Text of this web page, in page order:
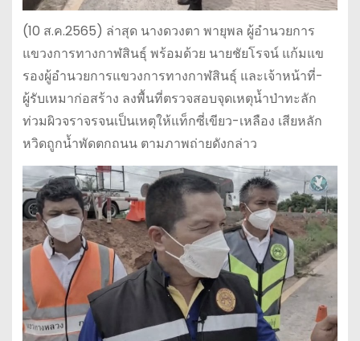
(10 ส.ค.2565) ล่าสุด นางดวงตา พายุพล ผู้อำนวยการ
แขวงการทางกาฬสินธุ์ พร้อมด้วย นายชัยโรจน์ แก้มแข
รองผู้อำนวยการแขวงการทางกาฬสินธุ์ และเจ้าหน้าที่-
ผู้รับเหมาก่อสร้าง ลงพื้นที่ตรวจสอบจุดเหตุน้ำป่าทะลัก
ท่วมผิวจราจรจนเป็นเหตุให้แท็กซี่เขียว-เหลือง เสียหลัก
หวิดถูกน้ำพัดตกถนน ตามภาพถ่ายดังกล่าว